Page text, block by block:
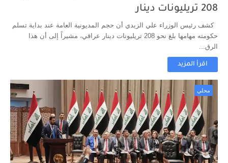
208 تريليونات دينار
كشف رئيس الوزراء علي الزيدي أن حجم المديونية العامة عند بداية تسلم
حكومته مهامها بلغ نحو 208 تريليونات دينار عراقي، مشيراً إلى أن هذا
الرق...
اقرأ المزيد
محلي